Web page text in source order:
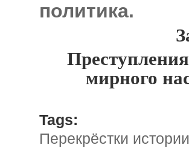
политика.
мирного
Tags:
Перекрёстки истории